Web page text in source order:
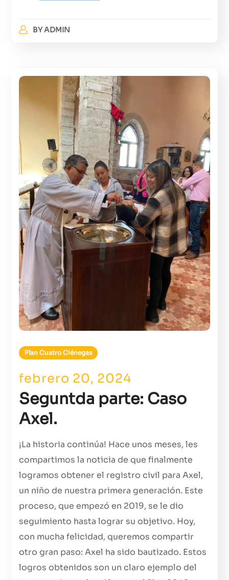
BYADMIN
Plan Cuatro Ciénegas
febrero 20, 2024
Seguntda parte: Caso
Axel.
¡La historia continúa! Hace unos meses, les
compartimos la noticia de que finalmente
logramos obtener el registro civil para Axel,
un niño de nuestra primera generación. Este
proceso, que empezó en 2019, se le dio
seguimiento hasta lograr su objetivo. Hoy,
con mucha felicidad, queremos compartir
otro gran paso: Axel ha sido bautizado. Estos
logros obtenidos son un claro ejemplo del